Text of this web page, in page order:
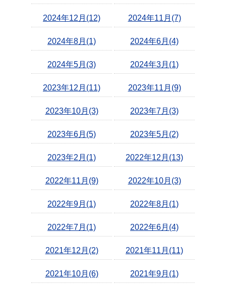
2024年12月(12) 2024年11月(7)
2024年8月(1) 2024年6月(4)
2024年5月(3) 2024年3月(1)
2023年12月(11) 2023年11月(9)
2023年10月(3) 2023年7月(3)
2023年6月(5) 2023年5月(2)
2023年2月(1) 2022年12月(13)
2022年11月(9) 2022年10月(3)
2022年9月(1) 2022年8月(1)
2022年7月(1) 2022年6月(4)
2021年12月(2) 2021年11月(11)
2021年10月(6) 2021年9月(1)